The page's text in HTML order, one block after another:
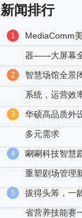
新闻排行
1
MediaComm
器——大屏幕
2
智慧场馆全景
系统，运营效
3
华硕高品质外
多元需求
4
唰唰科技智慧
重塑剧场管理
5
拔得头筹，一
省营养技能赛